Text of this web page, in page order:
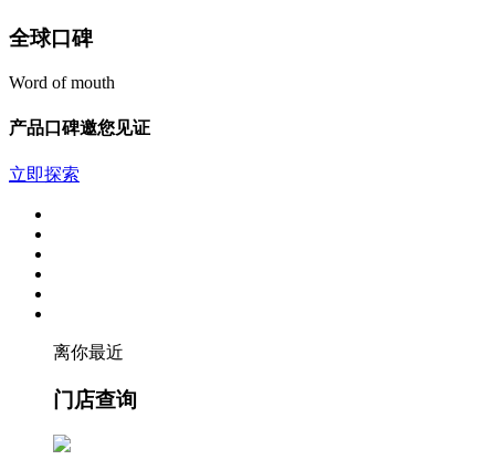
全球口碑
Word of mouth
产品口碑邀您见证
立即探索
离你最近
门店查询